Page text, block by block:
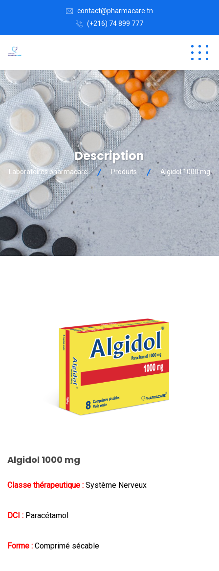
contact@pharmacare.tn
(+216) 74 899 777
Description
Laboratoires pharmacare Produits Algidol 1000 mg
Algidol 1000 mg
Classe thérapeutique : Système Nerveux
DCI : Paracétamol
Forme : Comprimé sécable